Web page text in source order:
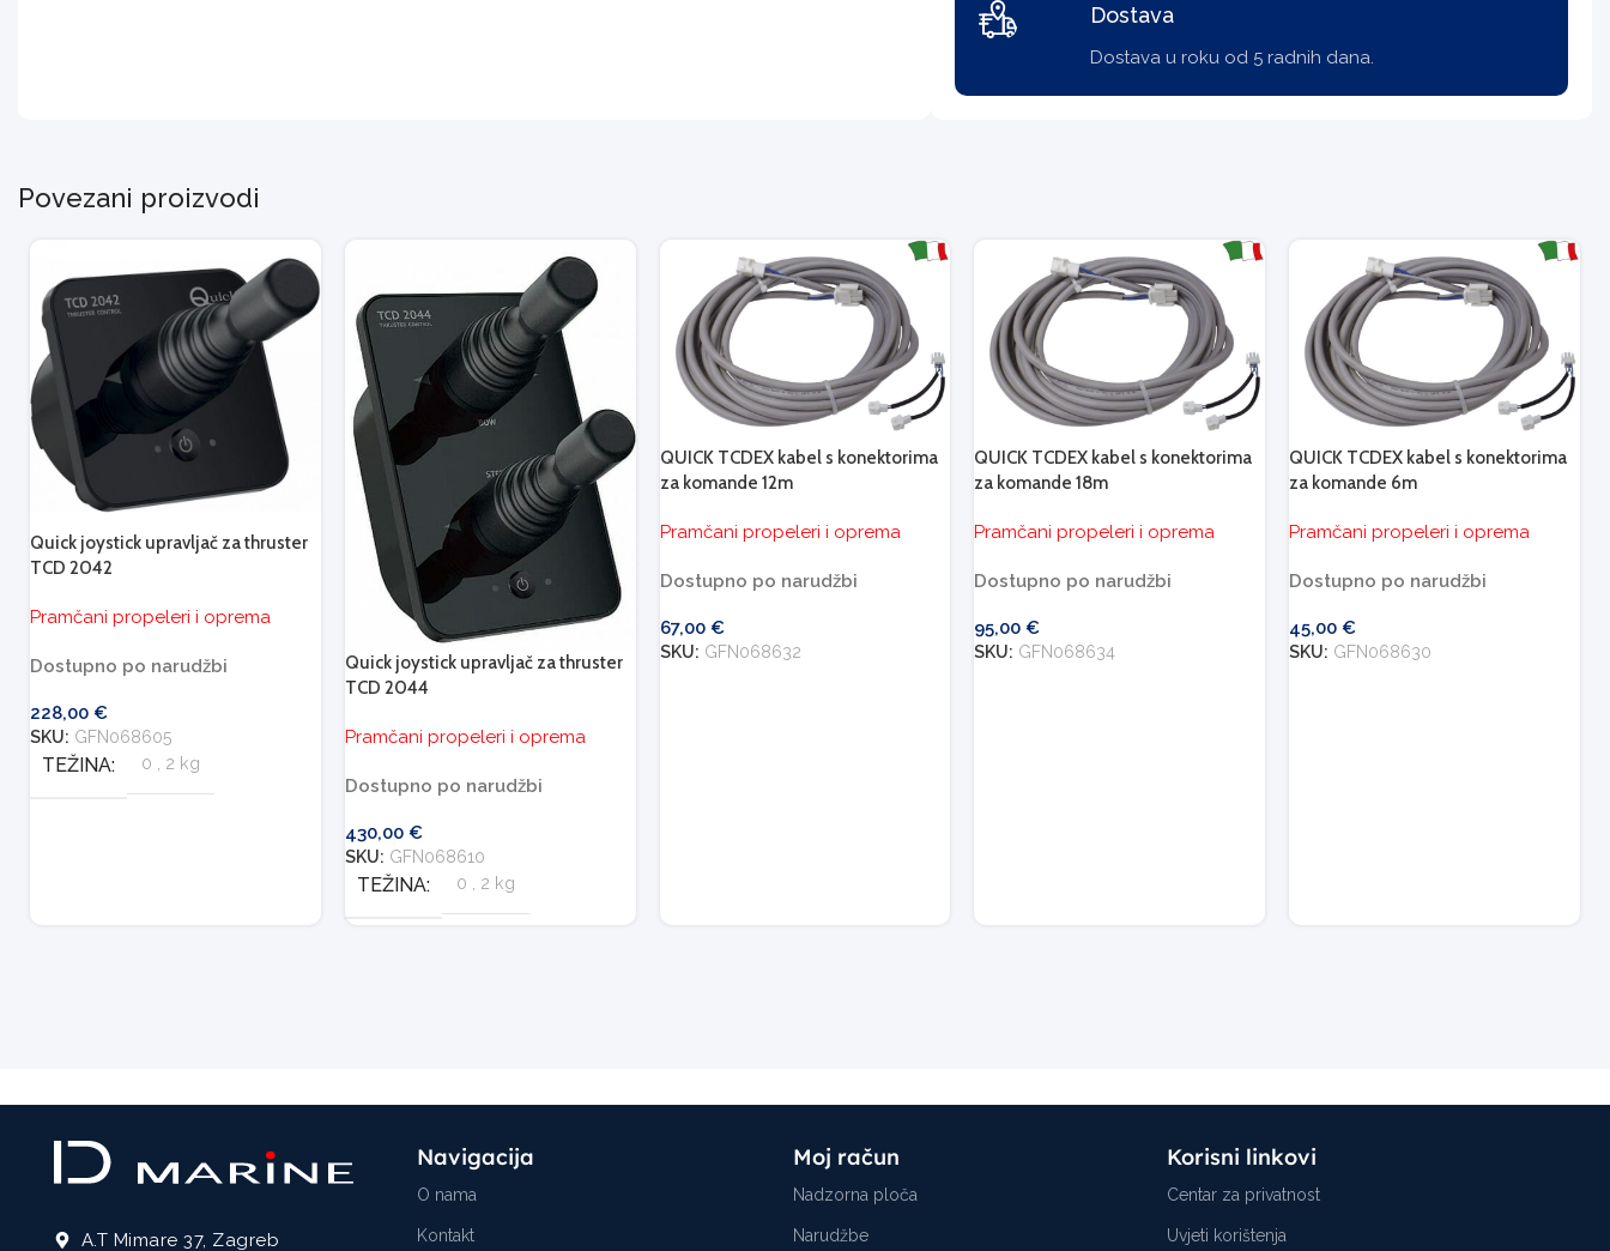
Dostava
Dostava u roku od 5 radnih dana.
Povezani proizvodi
Quick joystick upravljač za thruster
TCD 2042
Pramčani propeleri i oprema
Dostupno po narudžbi
228,00 €
SKU: GFN068605
TEŽINA 0 2 kg
Quick joystick upravljač za thruster
TCD 2044
Pramčani propeleri i oprema
Dostupno po narudžbi
430,00 €
SKU: GFN068610
TEŽINA 0 , 2 kg
QUICK TCDEX kabel s konektorima
za komande 12m
Pramčani propeleri i oprema
Dostupno po narudžbi
67,00 €
SKU: GFN068632
QUICK TCDEX kabel s konektorima
za komande 18m
Pramčani propeleri i oprema
Dostupno po narudžbi
95,00€
SKU: GFN068634
QUICK TCDEX kabel s konektorima
za komande 6m
Pramčani propeleri i oprema
Dostupno po narudžbi
45,00€
SKU: GFN068630
A.T Mimare 37, Zagreb
Navigacija
O nama
Kontakt
Moj račun
Nadzorna ploča
Narudžbe
Korisni linkovi
Centar za privatnost
Uvjeti korištenja